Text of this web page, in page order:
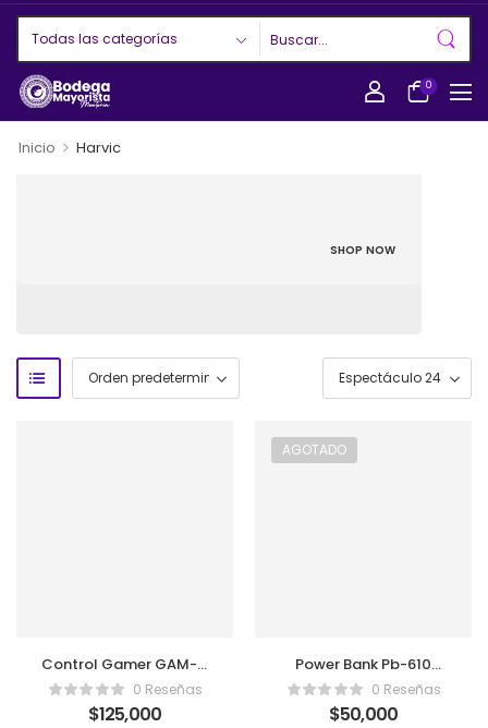
0
Inicio > Harvic
SHOP NOW
Control Gamer GAM-11
Tipo C0 Reseñas
$125,000
AGOTADO
Power Bank Pb-610
Harvic 20.000mah.
Cable Tipo C Y Iph
0 Reseñas
$50,000